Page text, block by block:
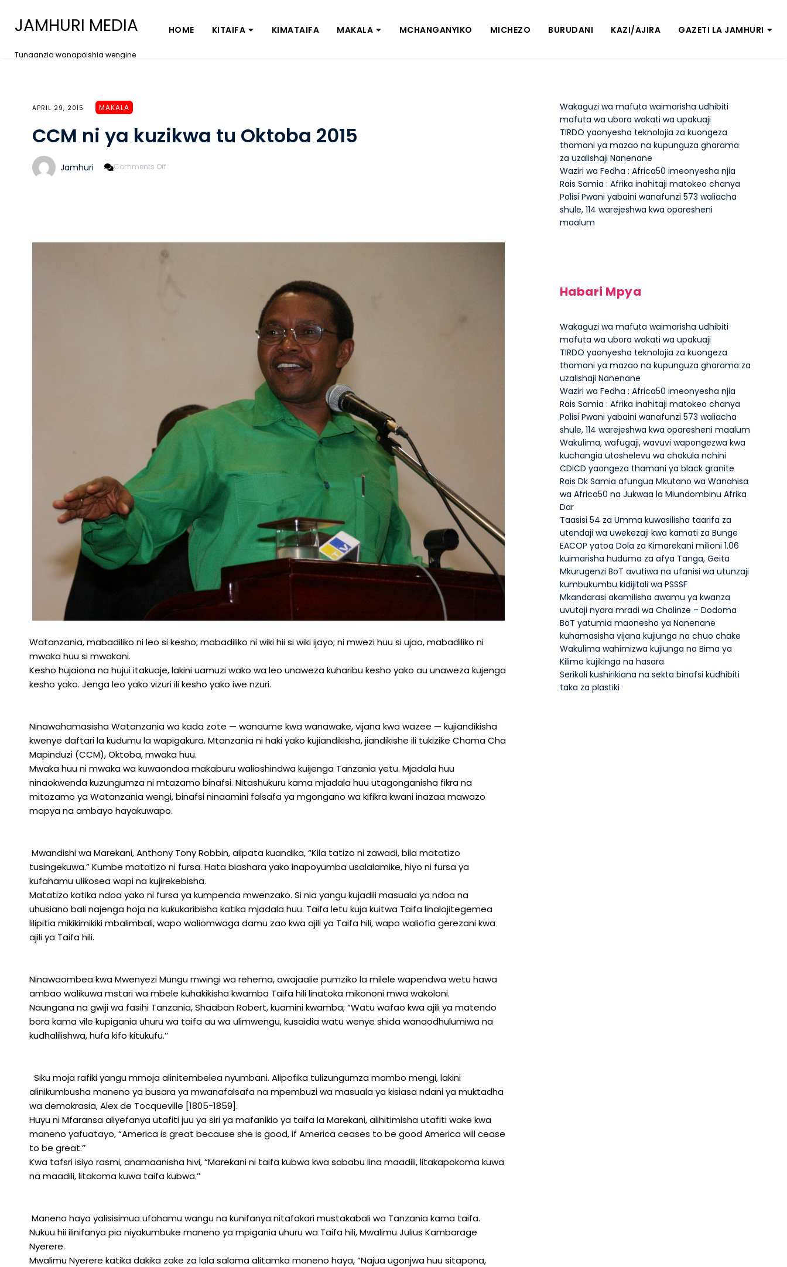
JAMHURI MEDIA
Tunaanzia wanapoishia wengine
HOME KITAIFA KIMATAIFA MAKALA MCHANGANYIKO MICHEZO BURUDANI KAZI/AJIRA GAZETI LA JAMHURI
APRIL 29, 2015 MAKALA
CCM ni ya kuzikwa tu Oktoba 2015
Jamhuri Comments Off
Watanzania, mabadiliko ni leo si kesho; mabadiliko ni wiki hii si wiki ijayo; ni mwezi huu si ujao, mabadiliko ni
mwaka huu si mwakani.
Kesho hujaiona na hujui itakuaje, lakini uamuzi wako wa leo unaweza kuharibu kesho yako au unaweza kujenga
kesho yako. Jenga leo yako vizuri ili kesho yako iwe nzuri.
Ninawahamasisha Watanzania wa kada zote — wanaume kwa wanawake, vijana kwa wazee — kujiandikisha
kwenye daftari la kudumu la wapigakura. Mtanzania ni haki yako kujiandikisha, jiandikishe ili tukizike Chama Cha
Mapinduzi (CCM), Oktoba, mwaka huu.
Mwaka huu ni mwaka wa kuwaondoa makaburu walioshindwa kuijenga Tanzania yetu. Mjadala huu
ninaokwenda kuzungumza ni mtazamo binafsi. Nitashukuru kama mjadala huu utagonganisha fikra na
mitazamo ya Watanzania wengi, binafsi ninaamini falsafa ya mgongano wa kifikra kwani inazaa mawazo
mapya na ambayo hayakuwapo.
Mwandishi wa Marekani, Anthony Tony Robbin, alipata kuandika, “Kila tatizo ni zawadi, bila matatizo
tusingekuwa.” Kumbe matatizo ni fursa. Hata biashara yako inapoyumba usalalamike, hiyo ni fursa ya
kufahamu ulikosea wapi na kujirekebisha.
Matatizo katika ndoa yako ni fursa ya kumpenda mwenzako. Si nia yangu kujadili masuala ya ndoa na
uhusiano bali najenga hoja na kukukaribisha katika mjadala huu. Taifa letu kuja kuitwa Taifa linalojitegemea
lilipitia mikikimikiki mbalimbali, wapo waliomwaga damu zao kwa ajili ya Taifa hili, wapo waliofia gerezani kwa
ajili ya Taifa hili.
Ninawaombea kwa Mwenyezi Mungu mwingi wa rehema, awajaalie pumziko la milele wapendwa wetu hawa
ambao walikuwa mstari wa mbele kuhakikisha kwamba Taifa hili linatoka mikononi mwa wakoloni.
Naungana na gwiji wa fasihi Tanzania, Shaaban Robert, kuamini kwamba; “Watu wafao kwa ajili ya matendo
bora kama vile kupigania uhuru wa taifa au wa ulimwengu, kusaidia watu wenye shida wanaodhulumiwa na
kudhalilishwa, hufa kifo kitukufu.’’
Siku moja rafiki yangu mmoja alinitembelea nyumbani. Alipofika tulizungumza mambo mengi, lakini
alinikumbusha maneno ya busara ya mwanafalsafa na mpembuzi wa masuala ya kisiasa ndani ya muktadha
wa demokrasia, Alex de Tocqueville [1805-1859].
Huyu ni Mfaransa aliyefanya utafiti juu ya siri ya mafanikio ya taifa la Marekani, alihitimisha utafiti wake kwa
maneno yafuatayo, “America is great because she is good, if America ceases to be good America will cease
to be great.’’
Kwa tafsri isiyo rasmi, anamaanisha hivi, “Marekani ni taifa kubwa kwa sababu lina maadili, litakapokoma kuwa
na maadili, litakoma kuwa taifa kubwa.’’
Maneno haya yalisisimua ufahamu wangu na kunifanya nitafakari mustakabali wa Tanzania kama taifa.
Nukuu hii ilinifanya pia niyakumbuke maneno ya mpigania uhuru wa Taifa hili, Mwalimu Julius Kambarage
Nyerere.
Mwalimu Nyerere katika dakika zake za lala salama alitamka maneno haya, “Najua ugonjwa huu sitapona,
Wakaguzi wa mafuta waimarisha udhibiti
mafuta wa ubora wakati wa upakuaji
TIRDO yaonyesha teknolojia za kuongeza
thamani ya mazao na kupunguza gharama
za uzalishaji Nanenane
Waziri wa Fedha : Africa50 imeonyesha njia
Rais Samia : Afrika inahitaji matokeo chanya
Polisi Pwani yabaini wanafunzi 573 waliacha
shule, 114 warejeshwa kwa oparesheni
maalum
Habari Mpya
Wakaguzi wa mafuta waimarisha udhibiti
mafuta wa ubora wakati wa upakuaji
TIRDO yaonyesha teknolojia za kuongeza
thamani ya mazao na kupunguza gharama za
uzalishaji Nanenane
Waziri wa Fedha : Africa50 imeonyesha njia
Rais Samia : Afrika inahitaji matokeo chanya
Polisi Pwani yabaini wanafunzi 573 waliacha
shule, 114 warejeshwa kwa oparesheni maalum
Wakulima, wafugaji, wavuvi wapongezwa kwa
kuchangia utoshelevu wa chakula nchini
CDICD yaongeza thamani ya black granite
Rais Dk Samia afungua Mkutano wa Wanahisa
wa Africa50 na Jukwaa la Miundombinu Afrika
Dar
Taasisi 54 za Umma kuwasilisha taarifa za
utendaji wa uwekezaji kwa kamati za Bunge
EACOP yatoa Dola za Kimarekani milioni 1.06
kuimarisha huduma za afya Tanga, Geita
Mkurugenzi BoT avutiwa na ufanisi wa utunzaji
kumbukumbu kidijitali wa PSSSF
Mkandarasi akamilisha awamu ya kwanza
uvutaji nyara mradi wa Chalinze – Dodoma
BoT yatumia maonesho ya Nanenane
kuhamasisha vijana kujiunga na chuo chake
Wakulima wahimizwa kujiunga na Bima ya
Kilimo kujikinga na hasara
Serikali kushirikiana na sekta binafsi kudhibiti
taka za plastiki